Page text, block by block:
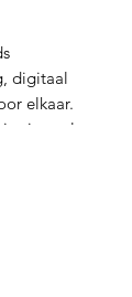
digitaal
elkaar.
in zoals